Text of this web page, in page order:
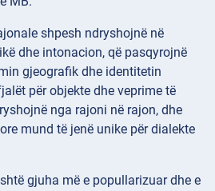
shpesh ndryshojnë në
dhe intonacion, që pasqyrojnë
gjeografik dhe identitetin
për objekte dhe veprime të
nga rajoni në rajon, dhe
mund të jenë unike për dialekte
gjuha më e popullarizuar dhe e